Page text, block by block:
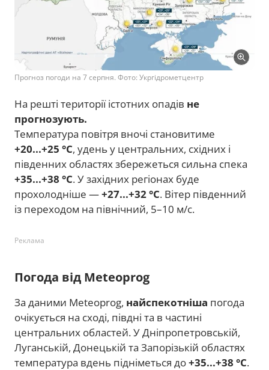
Прогноз погоди на 7 серпня. Фото: Укргідрометцентр
На решті території істотних опадів не
прогнозують.
Температура повітря вночі становитиме
+20...+25 °C, удень у центральних, східних і
південних областях збережеться сильна спека
+35...+38 °C. У західних регіонах буде
прохолодніше —+27...+32 °C. Вітер південний
із переходом на північний, 5–10 м/с.
Реклама
Погода від Meteoprog
За даними Meteoprog, найспекотніша погода
очікується на сході, півдні та в частині
центральних областей. У Дніпропетровській,
Луганській, Донецькій та Запорізькій областях
температура вдень підніметься до+35...+38 °C.